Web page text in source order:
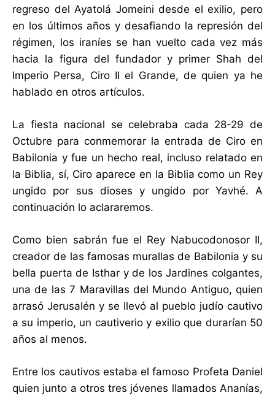
regreso del Ayatolá Jomeini desde el exilio, pero
en los últimos años y desafiando la represión del
régimen, los iraníes se han vuelto cada vez más
hacia la figura del fundador y primer Shah del
Imperio Persa, Ciro II el Grande, de quien ya he
hablado en otros artículos.
La fiesta nacional se celebraba cada 28-29 de
Octubre para conmemorar la entrada de Ciro en
Babilonia y fue un hecho real, incluso relatado en
la Biblia, sí, Ciro aparece en la Biblia como un Rey
ungido por sus dioses y ungido por Yavhé. A
continuación lo aclararemos.
Como bien sabrán fue el Rey Nabucodonosor II,
creador de las famosas murallas de Babilonia y su
bella puerta de Isthar y de los Jardines colgantes,
una de las 7 Maravillas del Mundo Antiguo, quien
arrasó Jerusalén y se llevó al pueblo judío cautivo
a su imperio, un cautiverio y exilio que durarían 50
años al menos.
Entre los cautivos estaba el famoso Profeta Daniel
quien junto a otros tres jóvenes llamados Ananías,